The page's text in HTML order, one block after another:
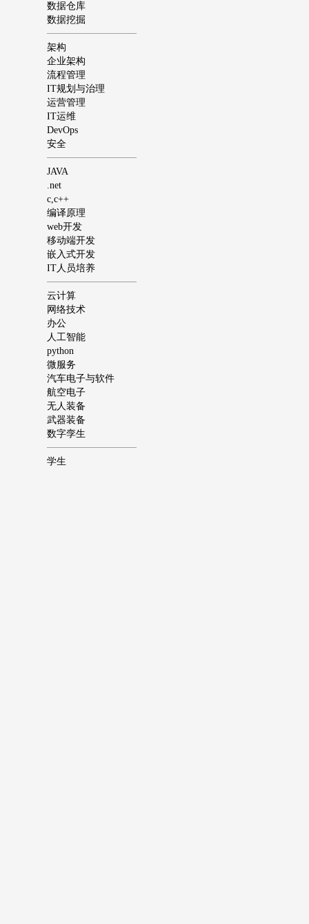
数据仓库
数据挖掘
架构
企业架构
流程管理
IT规划与治理
运营管理
IT运维
DevOps
安全
JAVA
.net
c,c++
编译原理
web开发
移动端开发
嵌入式开发
IT人员培养
云计算
网络技术
办公
人工智能
python
微服务
汽车电子与软件
航空电子
无人装备
武器装备
数字孪生
学生